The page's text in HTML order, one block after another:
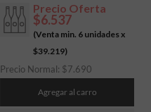
(Venta min. 6 unidades x
$39.219)
Precio Oferta
$6.537
Precio Normal: $7.690
Agregar al carro